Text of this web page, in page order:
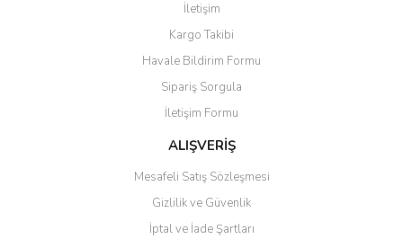
İletişim
Kargo Takibi
Havale Bildirim Formu
Sipariş Sorgula
İletişim Formu
ALIŞVERİŞ
Mesafeli Satış Sözleşmesi
Gizlilik ve Güvenlik
İptal ve İade Şartları